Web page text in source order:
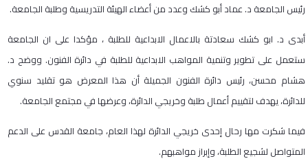
رئيس الجامعة د. عماد أبو كشك وعدد من أعضاء الهيئة التدريسية وطلبة الجامعة.
أبدى د. ابو كشك سعادتة بالاعمال الابداعية للطلبة ، مؤكدا على ان الجامعة
ستعمل على تطوير وتنمية المواهب الابداعية للطلبة في دائرة الفنون. ووضح د.
هشام محسن، رئيس دائرة الفنون الجميلة أن هذا المعرض هو تقليد سنوي
للدائرة، يهدف لتقييم أعمال طلبة وخريجي الدائرة، وعرضها في مجتمع الجامعة.
فيما شكرت مها رحال إحدى خريجي الدائرة لهذا العام، جامعة القدس على الدعم
المتواصل لشجيع الطلبة، وإبراز مواهبهم.